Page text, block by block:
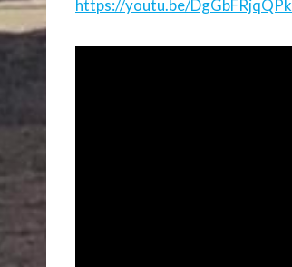
https://youtu.be/DgGbFRjqQPk